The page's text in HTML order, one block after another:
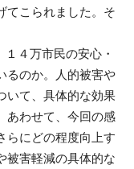
てこられました。そ
４万市民の安心・
るのか。人的被害や
いて、具体的な効果
あわせて、今回の感
らにどの程度向上す
被害軽減の具体的な